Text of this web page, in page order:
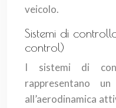
veicolo.
Sistemi di
control)
I sistemi di
rappresentano
all’aerodinamica